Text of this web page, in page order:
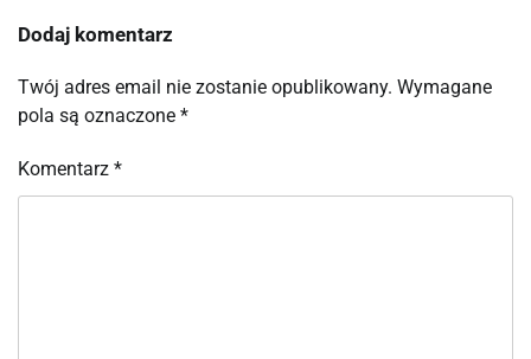
Dodaj komentarz
Twój adres email nie zostanie opublikowany. Wymagane
pola są oznaczone *
Komentarz *